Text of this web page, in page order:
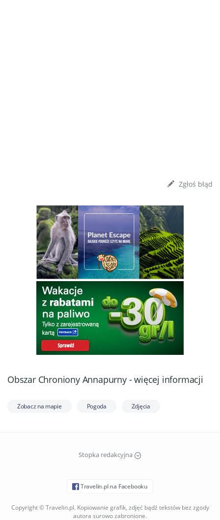
Zgłoś błąd
Obszar Chroniony Annapurny - więcej informacji
Zobacz na mapie Pogoda Zdjęcia
Stopka redakcyjna
Travelin.pl na Facebooku
Copyright © Travelin.pl. Kopiowanie grafik, zdjęć bądź tekstów bez zgody
autora surowo zabronione.